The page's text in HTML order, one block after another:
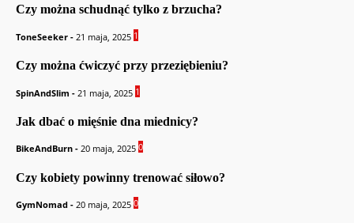
Czy można schudnąć tylko z brzucha?
ToneSeeker - 21 maja, 2025 1
Czy można ćwiczyć przy przeziębieniu?
SpinAndSlim - 21 maja, 2025 1
Jak dbać o mięśnie dna miednicy?
BikeAndBurn - 20 maja, 2025 0
Czy kobiety powinny trenować siłowo?
GymNomad - 20 maja, 2025 0